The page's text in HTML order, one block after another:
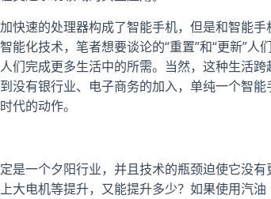
快速的处理器构成了智能手机，但是和智能手
化技术，笔者想要谈论的“重置”和“更新”人们
们完成更多生活中的所需。当然，这种生活跨
没有银行业、电子商务的加入，单纯一个智能
代的动作。
是一个夕阳行业，并且技术的瓶颈迫使它没有
大电机等提升，又能提升多少？如果使用汽油